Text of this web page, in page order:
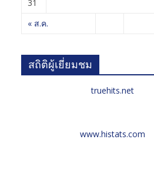
« ส.ค.
31
สถิติผู้เยี่ยมชม
truehits.net
www.histats.com